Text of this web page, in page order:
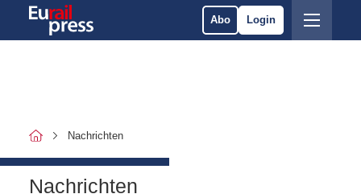
Abo Login
Nachrichten
Nachrichten